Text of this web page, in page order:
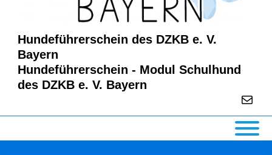
Hundeführerschein des DZKB e. V.
Bayern
Hundeführerschein - Modul Schulhund
des DZKB e. V. Bayern
E-Mail
Navigation